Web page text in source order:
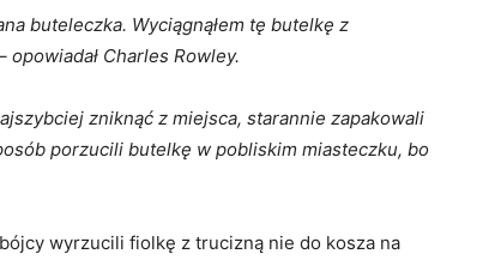
buteleczka. Wyciągnąłem tę butelkę z
opowiadał Charles Rowley.
zniknąć z miejsca, starannie zapakowali
porzucili butelkę w pobliskim miasteczku, bo
wyrzucili fiolkę z trucizną nie do kosza na